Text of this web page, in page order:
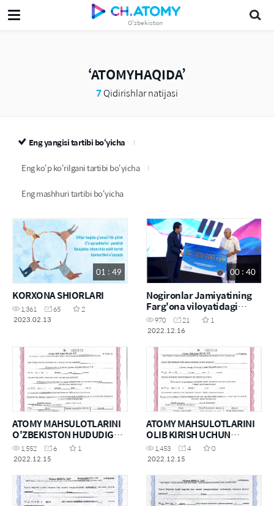
O'zbekiston
ATOMYHAQIDA
7Qidirishlar natijasi
Eng yangisi tartibi bo‘yicha
Eng ko‘p ko‘rilgani tartibi bo‘yicha
Eng mashhuri tartibi bo‘yicha
01 : 49
KORXONA SHIORLARI
1,361 65
2
2023.02.13
00 : 40
Nogironlar Jamiyatining
Farg'ona viloyatidagi
bo'limi
970 21
1
2022.12.16
ATOMY MAHSULOTLARINI
O'ZBEKISTON HUDUDIGA
OLIB KIRISH UCHUN
RUXSATNOMA
1,552 6
1
2022.12.15
ATOMY MAHSULOTLARINI
OLIB KIRISH UCHUN
RUXSATNOMA(KOSMETIKA
)
1,453 4
0
2022.12.15